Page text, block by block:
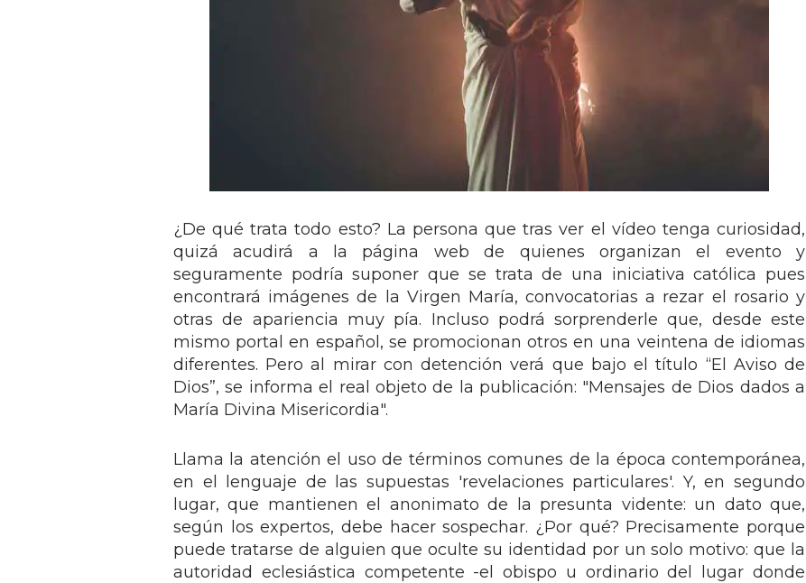
¿De qué trata todo esto? La persona que tras ver el vídeo tenga curiosidad,
quizá acudirá a la página web de quienes organizan el evento y
seguramente podría suponer que se trata de una iniciativa católica pues
encontrará imágenes de la Virgen María, convocatorias a rezar el rosario y
otras de apariencia muy pía. Incluso podrá sorprenderle que, desde este
mismo portal en español, se promocionan otros en una veintena de idiomas
diferentes. Pero al mirar con detención verá que bajo el título “El Aviso de
Dios”, se informa el real objeto de la publicación: "Mensajes de Dios dados a
María Divina Misericordia".
Llama la atención el uso de términos comunes de la época contemporánea,
en el lenguaje de las supuestas 'revelaciones particulares'. Y, en segundo
lugar, que mantienen el anonimato de la presunta vidente: un dato que,
según los expertos, debe hacer sospechar. ¿Por qué? Precisamente porque
puede tratarse de alguien que oculte su identidad por un solo motivo: que la
autoridad eclesiástica competente -el obispo u ordinario del lugar donde